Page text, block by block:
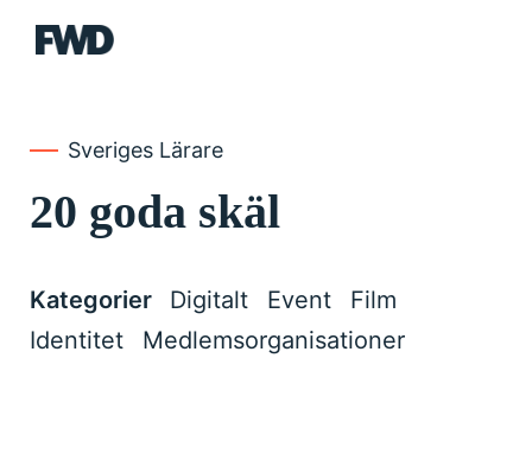
FWD
Sveriges Lärare
20 goda skäl
Kategorier Digitalt Event
Film
Identitet
Medlemsorganisationer